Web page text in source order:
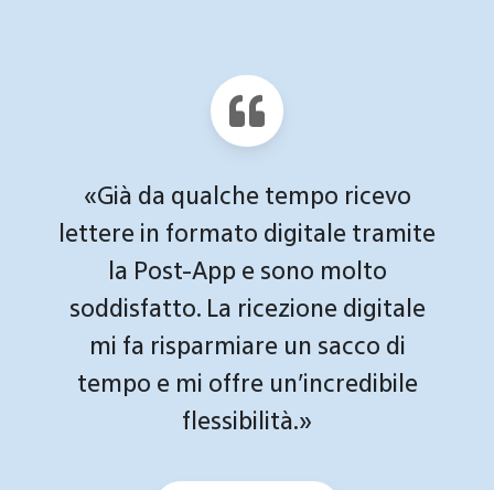
«Ricevo tutte le mie fatture in
formato digitale, con un clic le
inoltro direttamente dalla Post-
App alla mia banca e le pago. È
molto pratico.»
Manuel T.